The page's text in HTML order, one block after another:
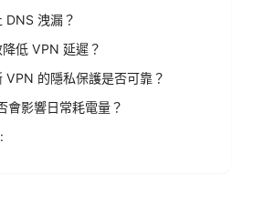
DNS 洩漏？
低 VPN 延遲？
VPN 的隱私保護是否可靠？
會影響日常耗電量？